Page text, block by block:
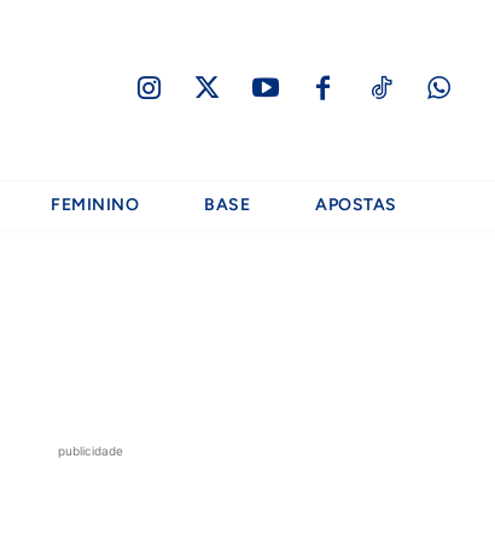
FEMININO BASE APOSTAS
publicidade